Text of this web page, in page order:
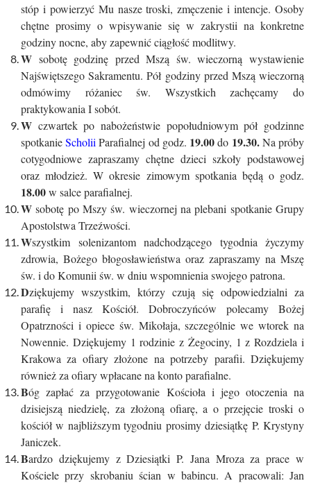
stóp i powierzyć Mu nasze troski, zmęczenie i intencje. Osoby
chętne prosimy o wpisywanie się w zakrystii na konkretne
godziny nocne, aby zapewnić ciągłość modlitwy.
W sobotę godzinę przed Mszą św. wieczorną wystawienie
Najświętszego Sakramentu. Pół godziny przed Mszą wieczorną
odmówimy różaniec św. Wszystkich zachęcamy do
praktykowania I sobót.
W czwartek po nabożeństwie popołudniowym pół godzinne
spotkanieScholii Parafialnej od godz. 19.00do 19.30.Na próby
cotygodniowe zapraszamy chętne dzieci szkoły podstawowej
oraz młodzież. W okresie zimowym spotkania będą o godz.
18.00w salce parafialnej.
W sobotę po Mszy św. wieczornej na plebani spotkanie Grupy
Apostolstwa Trzeźwości.
Wszystkim solenizantom nadchodzącego tygodnia życzymy
zdrowia, Bożego błogosławieństwa oraz zapraszamy na Mszę
św. i do Komunii św. w dniu wspomnienia swojego patrona.
Dziękujemy wszystkim, którzy czują się odpowiedzialni za
parafię i nasz Kościół. Dobroczyńców polecamy Bożej
Opatrzności i opiece św. Mikołaja, szczególnie we wtorek na
Nowennie. Dziękujemy 1 rodzinie z Żegociny, 1 z Rozdziela i
Krakowa za ofiary złożone na potrzeby parafii. Dziękujemy
również za ofiary wpłacane na konto parafialne.
Bóg zapłać za przygotowanie Kościoła i jego otoczenia na
dzisiejszą niedzielę, za złożoną ofiarę, a o przejęcie troski o
kościół w najbliższym tygodniu prosimy dziesiątkę P. Krystyny
Janiczek.
Bardzo dziękujemy z Dziesiątki P. Jana Mroza za prace w
Kościele przy skrobaniu ścian w babincu. A pracowali: Jan